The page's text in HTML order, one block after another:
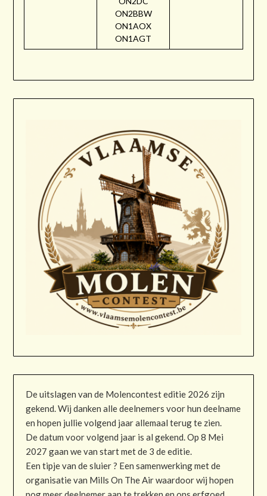
ON2BBW
ON1AOX
ON1AGT
De uitslagen van de Molencontest editie 2026 zijn
gekend. Wij danken alle deelnemers voor hun deelname
en hopen jullie volgend jaar allemaal terug te zien.
De datum voor volgend jaar is al gekend. Op 8 Mei
2027 gaan we van start met de 3 de editie.
Een tipje van de sluier ? Een samenwerking met de
organisatie van Mills On The Air waardoor wij hopen